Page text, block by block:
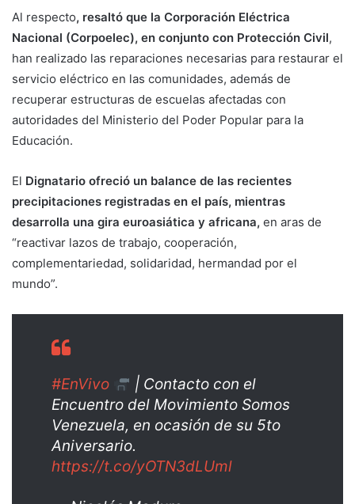
Al respecto, resaltó que la Corporación Eléctrica
Nacional (Corpoelec), en conjunto con Protección Civil,
han realizado las reparaciones necesarias para restaurar el
servicio eléctrico en las comunidades, además de
recuperar estructuras de escuelas afectadas con
autoridades del Ministerio del Poder Popular para la
Educación.
El Dignatario ofreció un balance de las recientes
precipitaciones registradas en el país, mientras
desarrolla una gira euroasiática y africana, en aras de
“reactivar lazos de trabajo, cooperación,
complementariedad, solidaridad, hermandad por el
mundo”.
#EnVivo
| Contacto con el
Encuentro del Movimiento Somos
Venezuela, en ocasión de su 5to
Aniversario.
https://t.co/yOTN3dLUml